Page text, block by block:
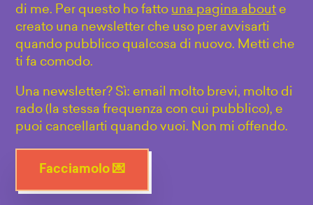
di me. Per questo ho fatto una pagina about e
creato una newsletter che uso per avvisarti
quando pubblico qualcosa di nuovo. Metti che
ti fa comodo.
Una newsletter? Sì: email molto brevi, molto di
rado (la stessa frequenza con cui pubblico), e
puoi cancellarti quando vuoi. Non mi offendo.
Facciamolo 💌